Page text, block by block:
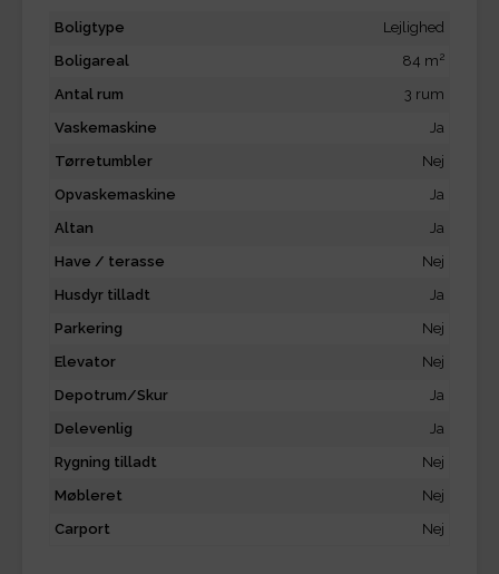
Boligtype
Lejlighed
Boligareal
84 m2
Antal rum
3 rum
Vaskemaskine
Ja
Tørretumbler
Nej
Opvaskemaskine
Ja
Altan
Ja
Have / terasse
Nej
Husdyr tilladt
Ja
Parkering
Nej
Elevator
Nej
Depotrum/Skur
Ja
Delevenlig
Ja
Rygning tilladt
Nej
Møbleret
Nej
Carport
Nej